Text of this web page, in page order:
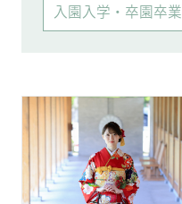
⼊園⼊学・卒園卒業